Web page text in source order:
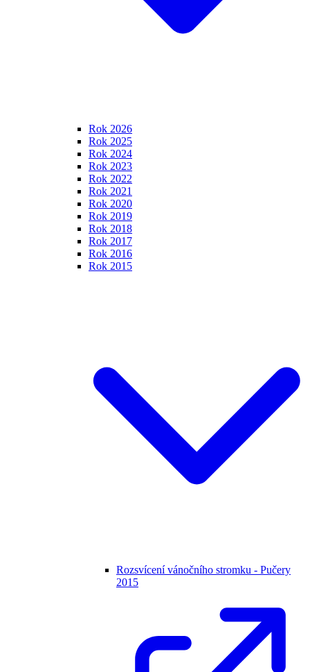
Rok 2026
Rok 2025
Rok 2024
Rok 2023
Rok 2022
Rok 2021
Rok 2020
Rok 2019
Rok 2018
Rok 2017
Rok 2016
Rok 2015
Rozsvícení vánočního stromku - Pučery
2015